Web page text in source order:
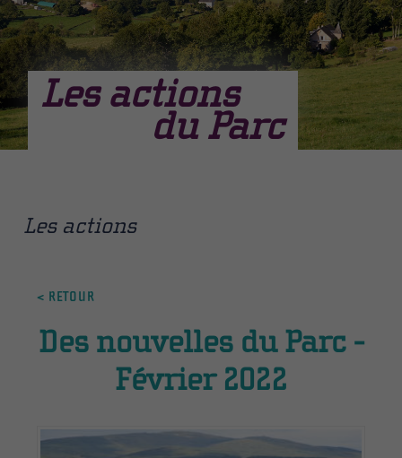
Les actions
du Parc
< RETOUR
Des nouvelles du Parc -
Février 2022
Les actions